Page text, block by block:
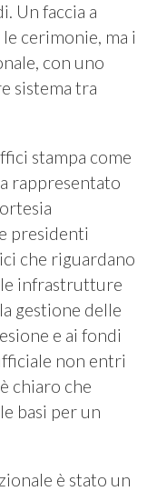
Un faccia a
cerimonie, ma i
con uno
sistema tra
stampa come
rappresentato
presidenti
che riguardano
infrastrutture
gestione delle
e ai fondi
non entri
chiaro che
basi per un
è stato un